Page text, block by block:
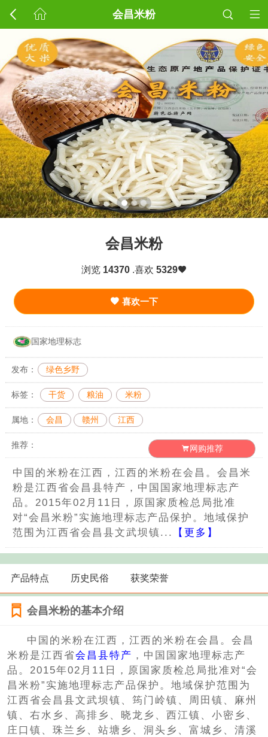
会昌米粉
会昌米粉
浏览 14370.喜欢 5329
喜欢一下
国家地理标志
发布： 绿色乡野
标签： 干货 粮油 米粉
属地： 会昌 赣州 江西
推荐： 网购推荐
中国的米粉在江西，江西的米粉在会昌。会昌米
粉是江西省会昌县特产，中国国家地理标志产
品。2015年02月11日，原国家质检总局批准
对“会昌米粉”实施地理标志产品保护。地域保护
范围为江西省会昌县文武坝镇...
【更多】
产品特点 历史民俗 获奖荣誉
会昌米粉的基本介绍
中国的米粉在江西，江西的米粉在会昌。会昌
米粉是江西省会昌县特产 ，中国国家地理标志产
品。2015年02月11日，原国家质检总局批准对“会
昌米粉”实施地理标志产品保护。地域保护范围为
江西省会昌县文武坝镇、筠门岭镇、周田镇、麻州
镇、右水乡、高排乡、晓龙乡、西江镇、小密乡、
庄口镇、珠兰乡、站塘乡、洞头乡、富城乡、清溪